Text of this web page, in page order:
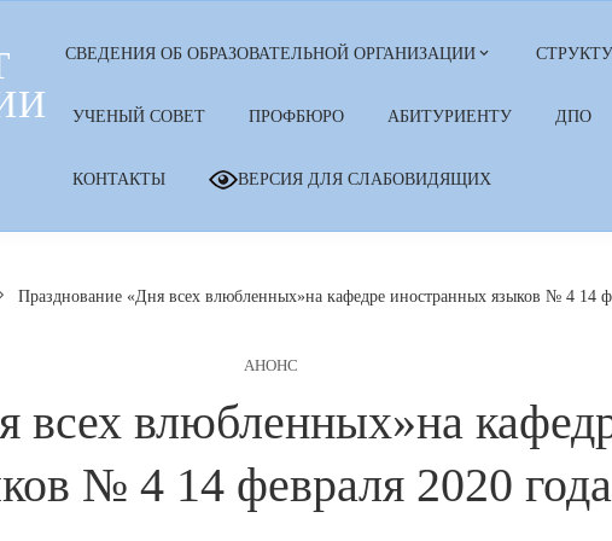
СВЕДЕНИЯ ОБ ОБРАЗОВАТЕЛЬНОЙ ОРГАНИЗАЦИИ
УЧЕНЫЙ СОВЕТ ПРОФБЮРО АБИТУРИЕНТУ ДПО
КОНТАКТЫ ВЕРСИЯ ДЛЯ СЛАБОВИДЯЩИХ
Празднование «Дня всех влюбленных»на кафедре иностранных языков № 4 14
АНОНС
всех влюбленных»на
№ 4 14 февраля 2020 года